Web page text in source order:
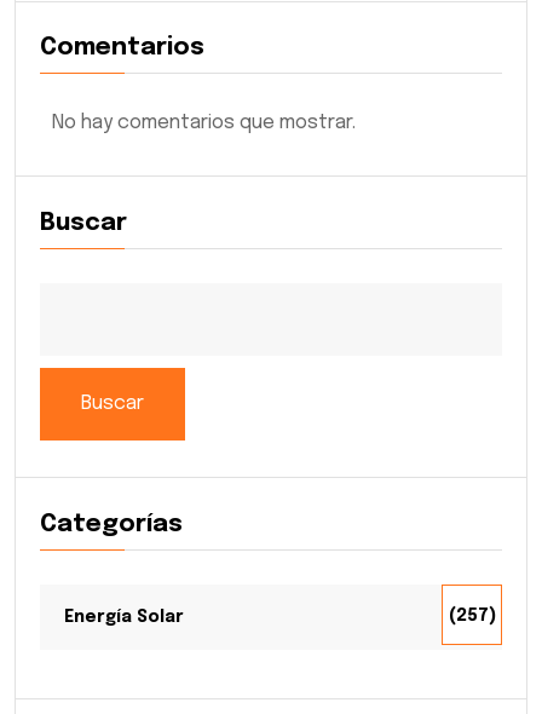
Comentarios
No hay comentarios que mostrar.
Buscar
Buscar
Categorías
Energía Solar (257)